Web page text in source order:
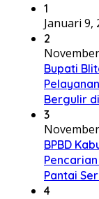
1
Januari 9,
2
Bupati
Bergulir
3
BPBD
Pantai
4